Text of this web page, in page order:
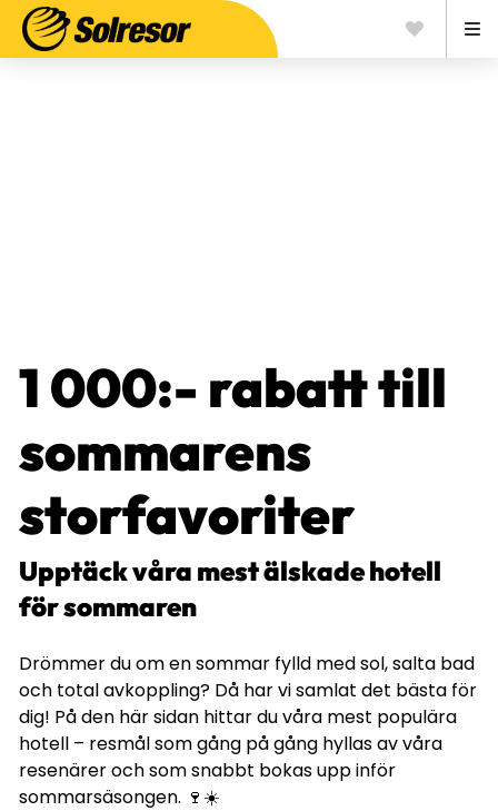
1 000:- rabatt till
sommarens
storfavoriter
Upptäck våra mest älskade hotell
för sommaren
Drömmer du om en sommar fylld med sol, salta bad
och total avkoppling? Då har vi samlat det bästa för
dig! På den här sidan hittar du våra mest populära
hotell – resmål som gång på gång hyllas av våra
resenärer och som snabbt bokas upp inför
sommarsäsongen. 🍷☀️